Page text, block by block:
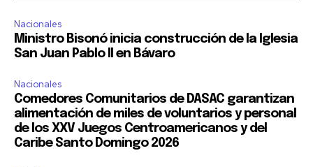
Nacionales
Ministro Bisonó inicia construcción de la Iglesia
San Juan Pablo II en Bávaro
Nacionales
Comedores Comunitarios de DASAC garantizan
alimentación de miles de voluntarios y personal
de los XXV Juegos Centroamericanos y del
Caribe Santo Domingo 2026